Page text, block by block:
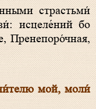
исцеле́ний бо
Пренепоро́чная,